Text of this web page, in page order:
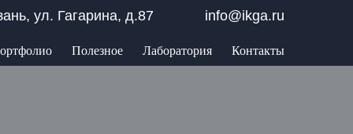
info@ikga.ru
ул. Гагарина, д.87
Полезное Лаборатория Контакты